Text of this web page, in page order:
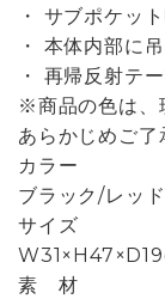
・ サブポケッ
・ 本体内部に
・ 再帰反射テ
※商品の色は、
あらかじめご了
カラー
ブラック/レッ
サイズ
素 材